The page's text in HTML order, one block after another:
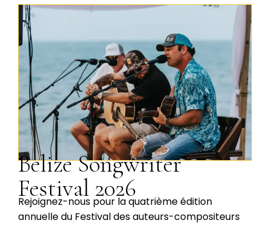
Belize Songwriter
Festival 2026
Rejoignez-nous pour la quatrième édition
annuelle du Festival des auteurs-compositeurs